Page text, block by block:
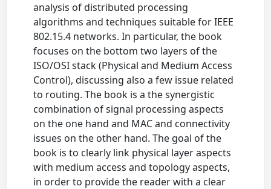
analysis of distributed processing
algorithms and techniques suitable for IEEE
802.15.4 networks. In particular, the book
focuses on the bottom two layers of the
ISO/OSI stack (Physical and Medium Access
Control), discussing also a few issue related
to routing. The book is a the synergistic
combination of signal processing aspects
on the one hand and MAC and connectivity
issues on the other hand. The goal of the
book is to clearly link physical layer aspects
with medium access and topology aspects,
in order to provide the reader with a clear